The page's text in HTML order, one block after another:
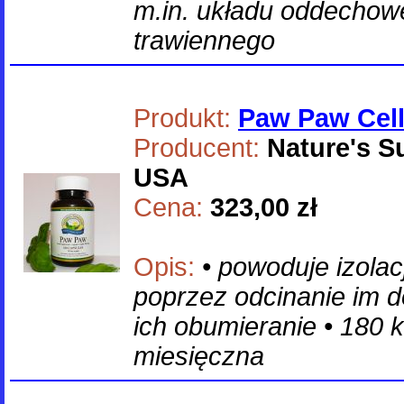
m.in. układu
trawiennego
Produkt: Paw Paw
Producent: Nature's
USA
Cena: 323,00 zł
Opis: • powoduje
poprzez odcinanie im
ich obumieranie • 180
miesięczna